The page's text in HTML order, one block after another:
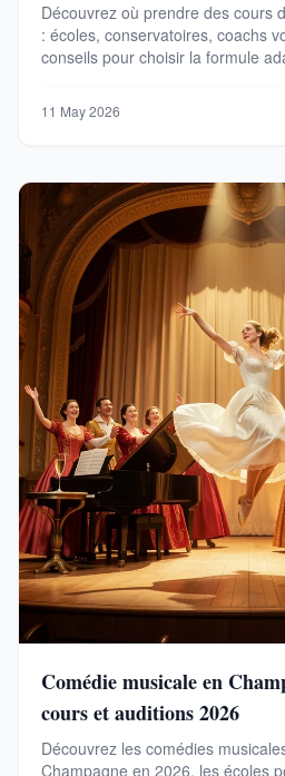
Découvrez où prendre des cours
: écoles, conservatoires, coachs
conseils pour choisir la formule
11 May 2026
Comédie musicale en
cours et auditions 2026
Découvrez les comédies
Champagne en 2026, les écoles